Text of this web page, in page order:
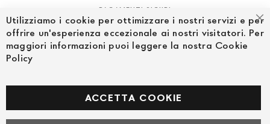
PAGAMENTI SICURI
Facebook
Utilizziamo i cookie per ottimizzare i nostri servizi e per
offrire un'esperienza eccezionale ai nostri visitatori. Per
maggiori informazioni puoi leggere la nostra Cookie
Policy
ACCETTA COOKIE